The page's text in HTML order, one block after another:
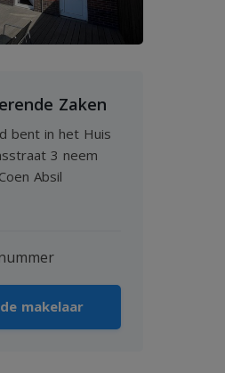
Zaken
bent in het Huis
3 neem
Absil
makelaar